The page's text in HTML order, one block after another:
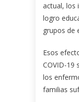
actual, los
logro
grupos de
Esos
COVID-19
los
familias